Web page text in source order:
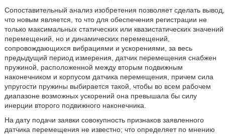
Сопоставительный анализ изобретения позволяет сделать вывод,
что новым является, то что для обеспечения регистрации не
только максимальных статических или квазистатических значений
перемещений, но и динамических перемещений,
сопровождающихся вибрациями и ускорениями, за весь
предыдущий период измерения, датчик перемещения снабжен
пружиной, расположенной между вторым подвижным
наконечником и корпусом датчика перемещения, причем сила
упругости пружины выбирается такой, чтобы во всем рабочем
диапазоне возможных ускорений она превышала бы силу
инерции второго подвижного наконечника.
На дату подачи заявки совокупность признаков заявленного
датчика перемещения не известно; что определяет по мнению